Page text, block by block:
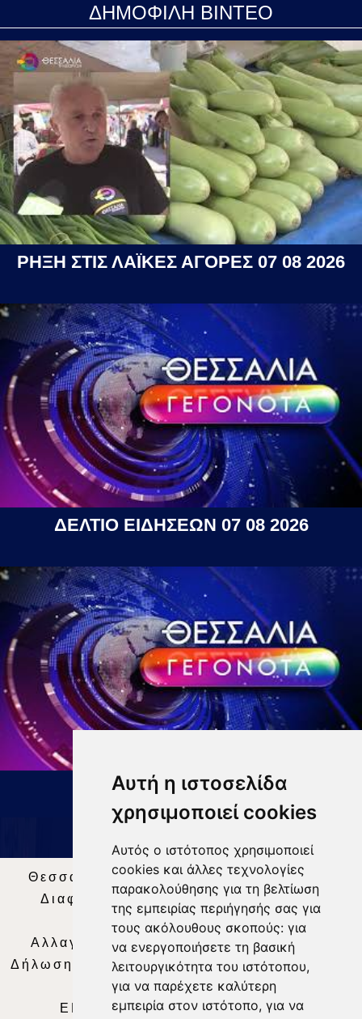
Αυτή η ιστοσελίδα
χρησιμοποιεί cookies
Αυτός ο ιστότοπος χρησιμοποιεί
cookies και άλλες τεχνολογίες
παρακολούθησης για τη βελτίωση
της εμπειρίας περιήγησής σας για
τους ακόλουθους σκοπούς: για
να ενεργοποιήσετε τη βασική
λειτουργικότητα του ιστότοπου,
για να παρέχετε καλύτερη
εμπειρία στον ιστότοπο, για να
ΔΗΜΟΦΙΛΗ ΒΙΝΤΕΟ
ΡΗΞΗ ΣΤΙΣ ΛΑΪΚΕΣ ΑΓΟΡΕΣ 07 08 2026
ΔΕΛΤΙΟ ΕΙΔΗΣΕΩΝ 07 08 2026
ΔΕΛΤΙΟ ΕΙΔΗΣΕΩΝ 9 8 26
Θεσσαλία Τηλεόραση|SNG Services
Διαφήμιση | Όροι Χρήσης |Δήλωση
Απορρήτου |
Περιεχόμενο
Αλλαγή Προτιμήσεων για τα Cookies
Δήλωση συμμόρφωσης με τη σύσταση (ΕΕ)
2018/334|Ταυτότητα
ΕΝΗΜΕΡΩΣΗ |WEB TV| LIVE